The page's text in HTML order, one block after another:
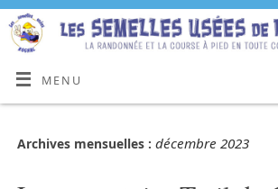
MENU
Archives mensuelles : décembre 2023